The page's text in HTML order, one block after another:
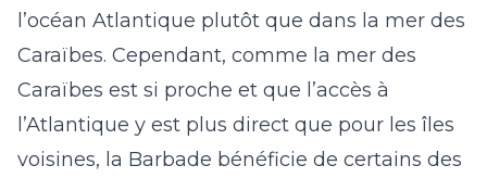
l’océan Atlantique plutôt que dans la mer des
Caraïbes. Cependant, comme la mer des
Caraïbes est si proche et que l’accès à
l’Atlantique y est plus direct que pour les îles
voisines, la Barbade bénéficie de certains des